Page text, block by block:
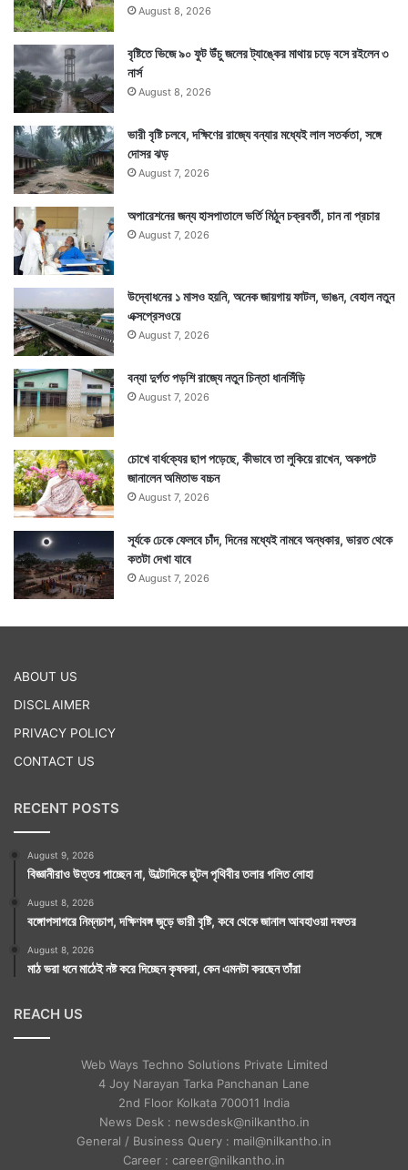
August 8, 2026
বৃষ্টিতে ভিজে ৯০ ফুট উঁচু জলের ট্যাঙ্কের মাথায় চড়ে বসে রইলেন ৩
নার্স
August 8, 2026
ভারী বৃষ্টি চলবে, দক্ষিণের রাজ্যে বন্যার মধ্যেই লাল সতর্কতা, সঙ্গে
দোসর ঝড়
August 7, 2026
অপারেশনের জন্য হাসপাতালে ভর্তি মিঠুন চক্রবর্তী, চান না প্রচার
August 7, 2026
উদ্বোধনের ১ মাসও হয়নি, অনেক জায়গায় ফাটল, ভাঙন, বেহাল নতুন
এক্সপ্রেসওয়ে
August 7, 2026
বন্যা দুর্গত পড়শি রাজ্যে নতুন চিন্তা ধানসিঁড়ি
August 7, 2026
চোখে বার্ধক্যের ছাপ পড়েছে, কীভাবে তা লুকিয়ে রাখেন, অকপটে
জানালেন অমিতাভ বচ্চন
August 7, 2026
সূর্যকে ঢেকে ফেলবে চাঁদ, দিনের মধ্যেই নামবে অন্ধকার, ভারত থেকে
কতটা দেখা যাবে
August 7, 2026
ABOUT US
DISCLAIMER
PRIVACY POLICY
CONTACT US
RECENT POSTS
August 9, 2026
বিজ্ঞানীরাও উত্তর পাচ্ছেন না, উল্টোদিকে ছুটল পৃথিবীর তলার গলিত লোহা
August 8, 2026
বঙ্গোপসাগরে নিম্নচাপ, দক্ষিণবঙ্গ জুড়ে ভারী বৃষ্টি, কবে থেকে জানাল আবহাওয়া দফতর
August 8, 2026
মাঠ ভরা ধনে মাঠেই নষ্ট করে দিচ্ছেন কৃষকরা, কেন এমনটা করছেন তাঁরা
REACH US
Web Ways Techno Solutions Private Limited
4 Joy Narayan Tarka Panchanan Lane
2nd Floor Kolkata 700011 India
News Desk : newsdesk@nilkantho.in
General / Business Query : mail@nilkantho.in
Career : career@nilkantho.in